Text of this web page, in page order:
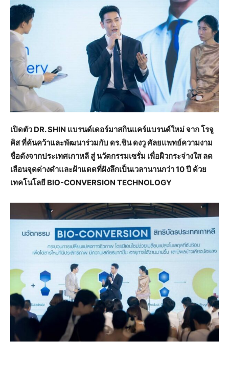
เปิดตัว DR. SHIN แบรนด์เดอร์มาสกินแคร์แบรนด์ใหม่ จาก โรจู
คิส ที่ค้นคว้าและพัฒนาร่วมกับ ดร.ชิน ดงวู ศัลยแพทย์ความงาม
ชื่อดังจากประเทศเกาหลี สู่ นวัตกรรมเซรั่ม เพื่อผิวกระจ่างใส ลด
เลือนจุดด่างดำและฝ้าแดดที่ฝังลึกเป็นเวลานานกว่า 10 ปี ด้วย
เทคโนโลยี BIO-CONVERSION TECHNOLOGY